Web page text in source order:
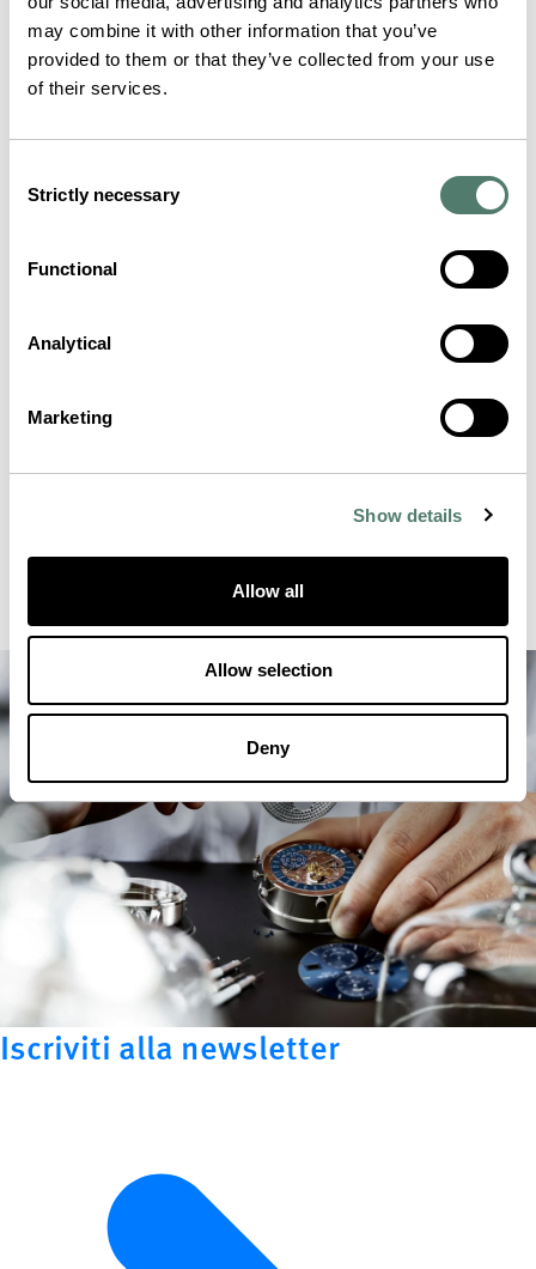
may combine it with other information that you’ve
provided to them or that they’ve collected from your use
of their services.
Selection
Strictly necessary
Functional
Analytical
Marketing
Show details
Allow all
Allow selection
Deny
Iscriviti alla newsletter